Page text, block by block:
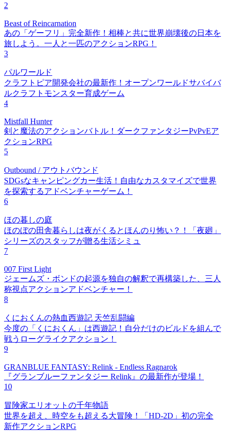
2
Beast of Reincarnation
あの「ゲーフリ」完全新作！相棒と共に世界崩壊後の日本を
旅しよう。一人と一匹のアクションRPG！
3
パルワールド
クラフトピア開発会社の最新作！オープンワールドサバイバ
ルクラフトモンスター育成ゲーム
4
Mistfall Hunter
剣と魔法のアクションバトル！ダークファンタジーPvPvEア
クションRPG
5
Outbound / アウトバウンド
SDGsなキャンピングカー生活！自由なカスタマイズで世界
を探索するアドベンチャーゲーム！
6
ほの暮しの庭
ほのぼの田舎暮らしは夜がくるとほんのり怖い？！「夜廻」
シリーズのスタッフが贈る生活シミュ
7
007 First Light
ジェームズ・ボンドの起源を独自の解釈で再構築した、三人
称視点アクションアドベンチャー！
8
くにおくんの熱血西遊記 天竺乱闘編
今度の「くにおくん」は西遊記！自分だけのビルドを組んで
戦うローグライクアクション！
9
GRANBLUE FANTASY: Relink - Endless Ragnarok
『グランブルーファンタジー Relink』の最新作が登場！
10
冒険家エリオットの千年物語
世界を超え、時空をも超える大冒険！「HD-2D」初の完全
新作アクションRPG